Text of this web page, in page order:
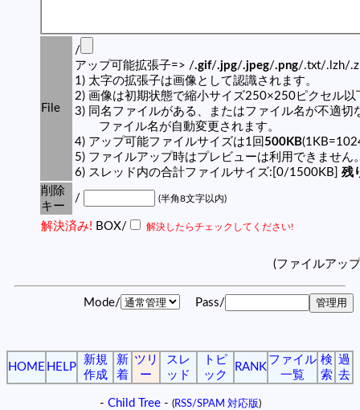
File
/
アップ可能拡張子=> /.gif/.jpg/.jpeg/.png/.txt/.lzh/
1) 太字の拡張子は画像として認識されます。
2) 画像は初期状態で縮小サイズ250×250ピクセル以
3) 同名ファイルがある、またはファイル名が不適切
ファイル名が自動変更されます。
4) アップ可能ファイルサイズは1回 500KB
5) ファイルアップ時はプレビューは利用できません
6) スレッド内の合計ファイルサイズ:[0/1500KB] 残
削除
キー
/ (半角8文字以内)
解決済み! BOX/ 解決したらチェックしてください!
(ファイルアッ
Mode/ Pass/
HOME HELP
新規
作成
新
着
ツリ
ー
スレ
ッド
トピ
ック
RANK
ファイル
一覧
検
索
過
去
- Child Tree- (RSS/SPAM 対応版)